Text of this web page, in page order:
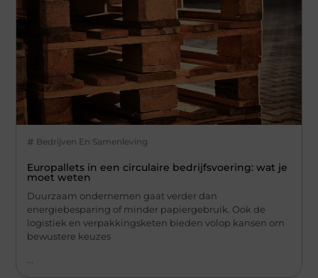
Bedrijven En Samenleving
Europallets in een circulaire bedrijfsvoering: wat je
moet weten
Duurzaam ondernemen gaat verder dan
energiebesparing of minder papiergebruik. Ook de
logistiek en verpakkingsketen bieden volop kansen om
bewustere keuzes
...